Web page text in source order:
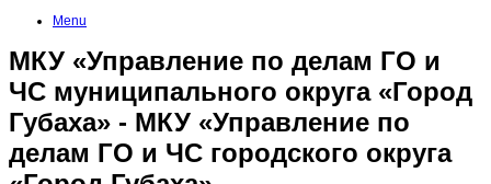
Menu
МКУ «Управление по делам ГО и
ЧС муниципального округа «Город
Губаха» - МКУ «Управление по
делам ГО и ЧС городского округа